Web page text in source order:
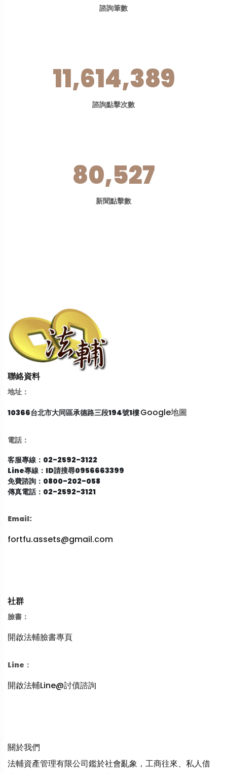
諮詢筆數
11,614,389
諮詢點擊次數
80,527
新聞點擊數
聯絡資料
地址：
10366台北市大同區承德路三段194號1樓Google地圖
電話：
客服專線：02-2592-3122
Line專線：ID請搜尋0956663399
免費諮詢：0800-202-058
傳真電話：02-2592-3121
Email:
fortfu.assets@gmail.com
社群
臉書：
開啟法輔臉書專頁
Line：
開啟法輔Line@討債諮詢
關於我們
法輔資產管理有限公司鑑於社會亂象，工商往來、私人借